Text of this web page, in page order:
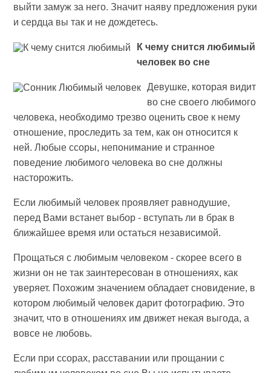
выйти замуж за него. Значит наяву предложения руки
и сердца вы так и не дождетесь.
К чему снится любимый
человек во сне
Девушке, которая видит
во сне своего любимого
человека, необходимо трезво оценить свое к нему
отношение, проследить за тем, как он относится к
ней. Любые ссоры, непонимание и странное
поведение любимого человека во сне должны
насторожить.
Если любимый человек проявляет равнодушие,
перед Вами встанет выбор - вступать ли в брак в
ближайшее время или остаться независимой.
Прощаться с любимым человеком - скорее всего в
жизни он не так заинтересован в отношениях, как
уверяет. Похожим значением обладает сновидение, в
котором любимый человек дарит фотографию. Это
значит, что в отношениях им движет некая выгода, а
вовсе не любовь.
Если при ссорах, расставании или прощании с